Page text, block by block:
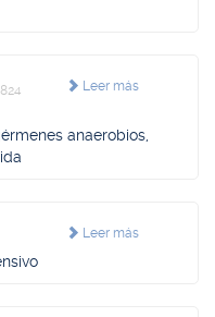
Leer más
824
anaerobios,
Leer más